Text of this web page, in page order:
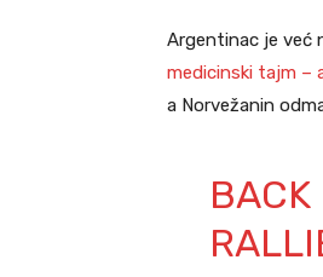
Argentinac je već
medicinski tajm –
a Norvežanin